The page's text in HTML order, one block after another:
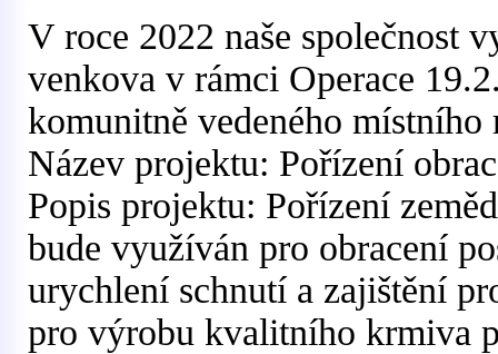
V roce 2022 naše společnost
venkova v rámci Operace
komunitně vedeného místního
Název projektu: Pořízení
Popis projektu: Pořízení
bude využíván pro obracení
urychlení schnutí a zajištění
pro výrobu kvalitního krmiva